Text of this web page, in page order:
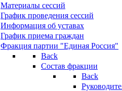
Материалы сессий
График проведения сессий
Информация об уставах
График приема граждан
Фракция партии "Единая Россия"
Back
Состав фракции
Back